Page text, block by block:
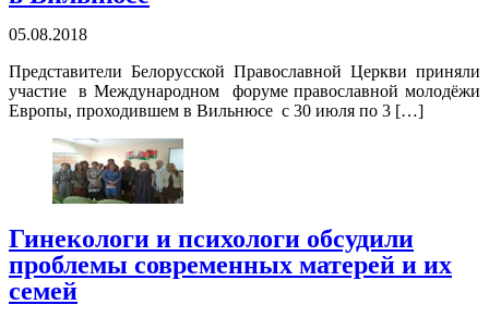
05.08.2018
Представители Белорусской Православной Церкви приняли
участие в Международном форуме православной молодёжи
Европы, проходившем в Вильнюсе с 30 июля по 3 […]
Гинекологи и психологи обсудили
проблемы современных матерей и их
семей